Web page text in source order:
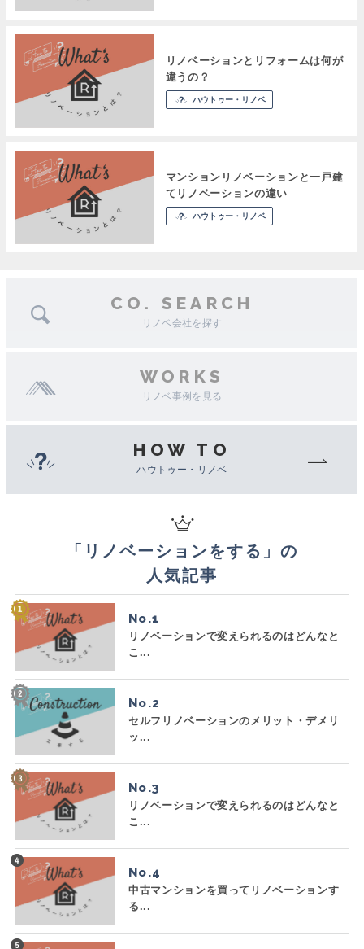
リノベーションとリフォームは何が
違うの？
ハウトゥー・リノベ
マンションリノベーションと一戸建
てリノベーションの違い
ハウトゥー・リノベ
CO. SEARCH
リノベ会社を探す
WORKS
リノベ事例を見る
HOW TO
ハウトゥー・リノベ
「 リノベーションをする 」の
人気記事
No.
リノベーションで変えられるのはどんなと
こ...
No.
セルフリノベーションのメリット・デメリ
ッ...
No.
リノベーションで変えられるのはどんなと
こ...
No.
中古マンションを買ってリノベーションす
る...